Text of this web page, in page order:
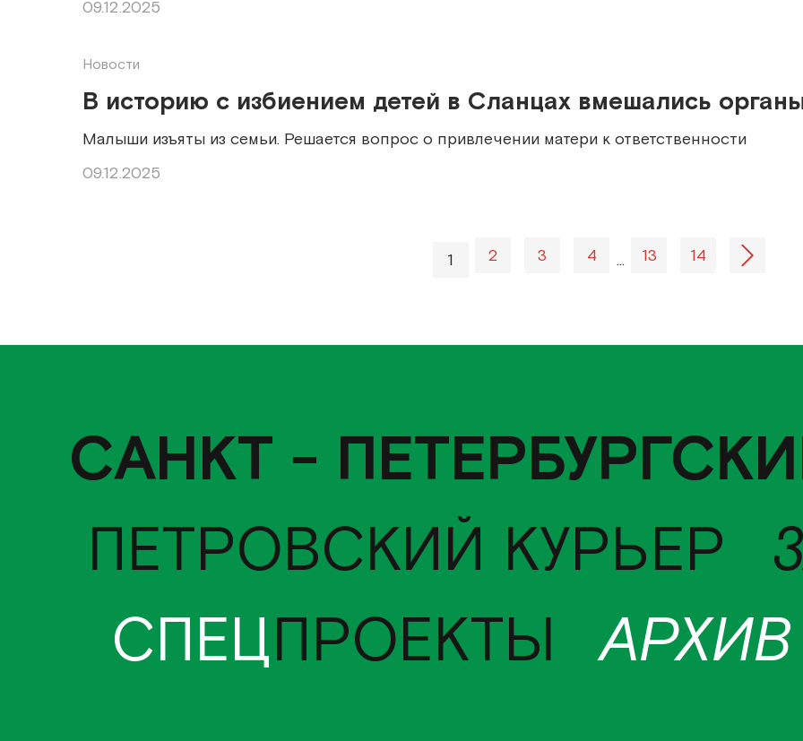
09.12.2025
Новости
В историю с избиением детей в Сланцах вмешались
Малыши изъяты из семьи. Решается вопрос о привлечении матери к ответственности
09.12.2025
1 2 3 4 … 13 14
САНКТ -
ПЕТРОВСКИЙ КУРЬЕР
СПЕЦПРОЕКТЫ